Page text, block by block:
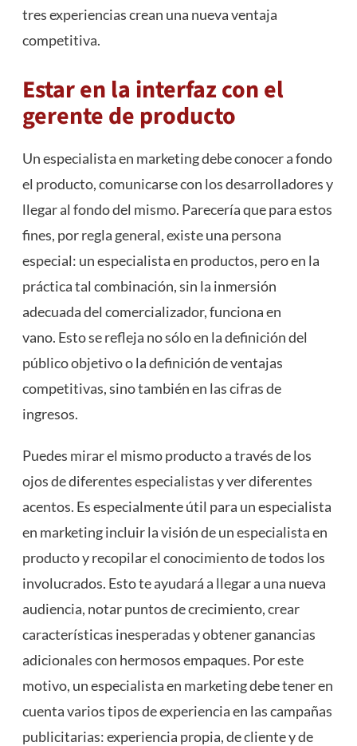
tres experiencias crean una nueva ventaja
competitiva.
Estar en la interfaz con el
gerente de producto
Un especialista en marketing debe conocer a fondo
el producto, comunicarse con los desarrolladores y
llegar al fondo del mismo. Parecería que para estos
fines, por regla general, existe una persona
especial: un especialista en productos, pero en la
práctica tal combinación, sin la inmersión
adecuada del comercializador, funciona en
vano. Esto se refleja no sólo en la definición del
público objetivo o la definición de ventajas
competitivas, sino también en las cifras de
ingresos.
Puedes mirar el mismo producto a través de los
ojos de diferentes especialistas y ver diferentes
acentos. Es especialmente útil para un especialista
en marketing incluir la visión de un especialista en
producto y recopilar el conocimiento de todos los
involucrados. Esto te ayudará a llegar a una nueva
audiencia, notar puntos de crecimiento, crear
características inesperadas y obtener ganancias
adicionales con hermosos empaques. Por este
motivo, un especialista en marketing debe tener en
cuenta varios tipos de experiencia en las campañas
publicitarias: experiencia propia, de cliente y de